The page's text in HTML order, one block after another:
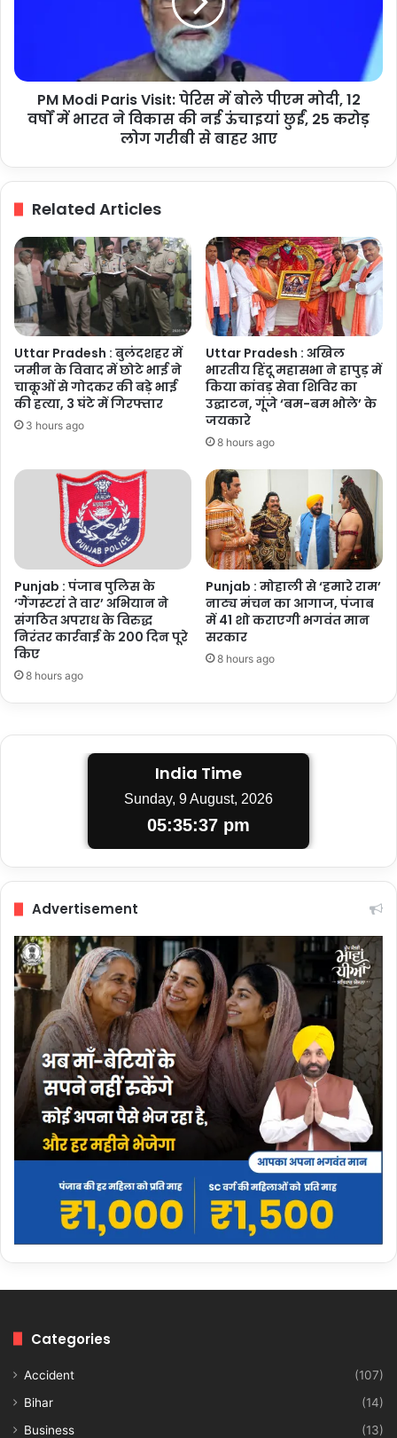
आपत्ति
मोदी,
ऊंचाइयां
छुईं,
25
करोड़
लोग
गरीबी
से
बाहर
आए
PM Modi Paris Visit: पेरिस में बोले पीएम मोदी, 12
वर्षों में भारत ने विकास की नई ऊंचाइयां छुईं, 25 करोड़
लोग गरीबी से बाहर आए
Related Articles
Uttar Pradesh : बुलंदशहर में
जमीन के विवाद में छोटे भाई ने
चाकूओं से गोदकर की बड़े भाई
की हत्या, 3 घंटे में गिरफ्तार
3 hours ago
Uttar Pradesh : अखिल
भारतीय हिंदू महासभा ने हापुड़ में
किया कांवड़ सेवा शिविर का
उद्घाटन, गूंजे ‘बम-बम भोले’ के
जयकारे
8 hours ago
Punjab : पंजाब पुलिस के
‘गैंगस्टरां ते वार’ अभियान ने
संगठित अपराध के विरुद्ध
निरंतर कार्रवाई के 200 दिन पूरे
किए
8 hours ago
Punjab : मोहाली से ‘हमारे राम’
नाट्य मंचन का आगाज, पंजाब
में 41 शो कराएगी भगवंत मान
सरकार
8 hours ago
India Time
Sunday, 9 August, 2026
05:35:38 pm
Advertisement
Categories
Accident
(107)
Bihar
(14)
Business
(13)